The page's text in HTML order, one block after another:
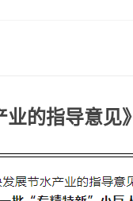
的指导意见》